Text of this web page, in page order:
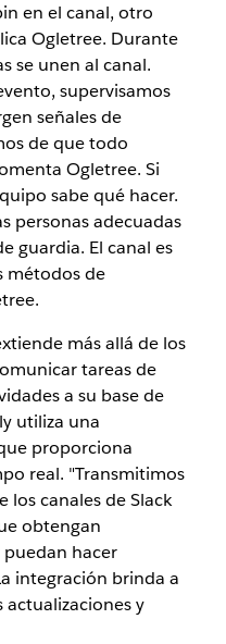
en el canal, otro
Ogletree. Durante
se unen al canal.
supervisamos
señales de
de que todo
Ogletree. Si
sabe qué hacer.
personas adecuadas
guardia. El canal es
métodos de
más allá de los
tareas de
a su base de
utiliza una
proporciona
real. "Transmitimos
los canales de Slack
obtengan
hacer
integración brinda a
actualizaciones y